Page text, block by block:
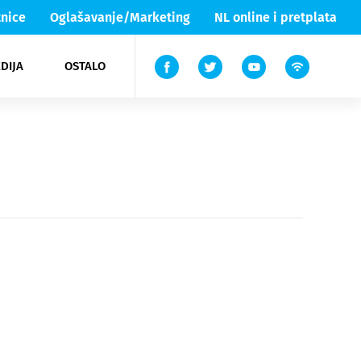
Oglašavanje/Marketing NL online i pretplata
OSTALO
Lika & Senj
TV